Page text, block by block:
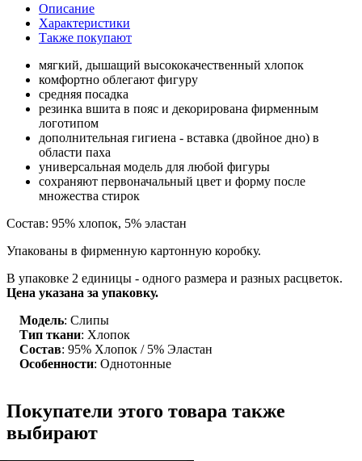
Описание
Характеристики
Также покупают
мягкий, дышащий высококачественный хлопок
комфортно облегают фигуру
средняя посадка
резинка вшита в пояс и декорирована фирменным
логотипом
дополнительная гигиена - вставка (двойное дно) в
области паха
универсальная модель для любой фигуры
сохраняют первоначальный цвет и форму после
множества стирок
Состав: 95% хлопок, 5% эластан
Упакованы в фирменную картонную коробку.
В упаковке 2 единицы - одного размера и разных расцветок.
Цена указана за упаковку.
Модель: Слипы
Тип ткани: Хлопок
Состав: 95% Хлопок / 5% Эластан
Особенности: Однотонные
Покупатели этого товара также
выбирают